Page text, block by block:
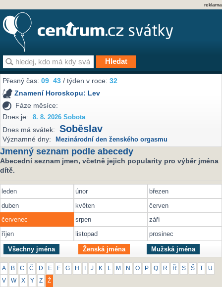
reklama
Přesný čas:09 43 / týden v roce:32
Znamení Horoskopu: Lev
Fáze měsíce:
Dnes je:
8. 8. 2026 Sobota
Dnes má svátek: Soběslav
Významné dny: Mezinárodní den ženského orgasmu
Jmenný seznam podle abecedy
Abecední seznam jmen, včetně jejich popularity pro výběr jména
dítě.
leden únor
březen
duben
květen
červen
červenec
srpen
září
říjen
listopad prosinec
Všechny jména Ženská jména Mužská jména
A B C Č D E F G H J K M N O P Q R Ř S Š U
V W X Y Z Ž